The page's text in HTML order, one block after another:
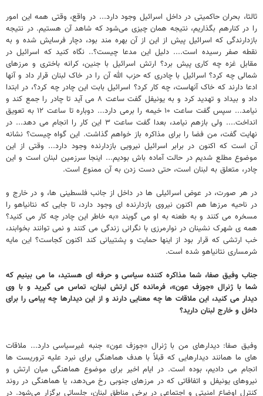
ثالثا، بحران حاکمیتی در داخل اسرائیل وجود دارد... در واقع، وقتی همه این امور
را در کنارهم بگذاریم، نتیجه همان چیزی می‌شود که شاهد آن هستیم. در نتیجه
بازدارندگی که اسرائیل پیش از این از آن بهره مند بود، دچار فرسایش شده و به
نقطه صفر رسیده است.... دلیل این مدعا چیست؟.. نگاه کنید که اسرائیل در
مقابل غزه چه کاری پیش برد؟ ارتش اسرائیل با جنین، کرانه باختری و مرزهای
شمالی چه کرد؟ اسرائیل با چادری که حزب الله آن را در خاک لبنان قرار داد و آنها
ادعا دارند که خاک آنهاست، چه کار کرد؟ اسرائیل بابت این چادر چه کرد؟، در ابتدا
داد و بیداد و تهدید کرد و به یونیفل گفت ساعت ۸ می آید تا چادر را جمع کند و
نیامد... سپس گفت ساعت ۱۰ خیمه را برمی دارد... دوباره تا ساعت ۱۲ به تعویق
انداخت.... ولی بازهم نیامد، بعدا گفت ساعت ۳ این کار را انجام می دهد... در
نهایت گفت، من فضا را برای مذاکره باز خواهم گذاشت. این گواه چیست؟ نشانه
آن است که اکنون در برابر اسرائیل نیرویی بازدارنده وجود دارد... وقتی از این
موضوع مطلع شدیم در حالت آماده باش بودیم... اینجا سرزمین لبنان است و این
چادر، متعلق به لبنان است، حتی دست زدن به آن ممنوع است.
در هر صورت، در عوض اسرائیلی ها در داخل از جانب فلسطینی ها، و در خارج و
در ناحیه مرزها هم اکنون نیروی بازدارنده ‌ای وجود دارد، تا جایی که نتانیاهو را
مسخره می کنند و به طعنه به او می گویند «به خاطر این چادر چه کار می کنید؟
همه ی شهرک نشینان در نوارمرزی با نگرانی زندگی می کنند و نمی توانند بخوابند،
خب ارتشی که قرار بود از اینها حمایت و پشتیبانی کند اکنون کجاست؟ این مایه
شرمساری نتانیاهو شده است.
جناب وفیق صفا، شما مذاکره کننده سیاسی و حرفه ای هستید، ما می بینیم که
شما با ژنرال «جوزف عون»، فرمانده کل ارتش لبنان، تماس می گیرید و با وی
دیدار می کنید، این ملاقات ها چه معنایی دارند و از این دیدارها چه پیامی را برای
داخل و خارج لبنان دارید؟
وفیق صفا: دیدارهای من با ژنرال «جوزف عون» جنبه غیرسیاسی دارد... ملاقات
های ما همانند دیدارهایی که قبلاً با هدف هماهنگی برای نبرد علیه تروریست ها
انجام می دادیم، بوده است. در ایام اخیر برای موضوع هماهنگی میان ارتش و
نیروهای یونیفل و اتفاقاتی که در مرزهای جنوبی رخ می‌دهد، یا هماهنگی در روند
کنترل اوضاع امنیتی و اجتماعی در برخی مناطق لبنان، جلساتی برگزار می‌شود. در